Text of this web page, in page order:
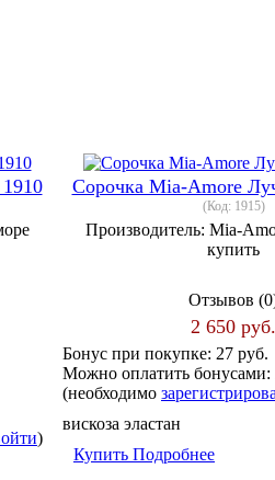
)
Сорочка Mia-Amore
(Код: 1915)
Производитель: Mia-
купить
Отзывов
2 650 руб.
Бонус при покупке: 27 руб.
Можно оплатить бонусами:
(необходимо
вискоза эластан
Купить Подробнее